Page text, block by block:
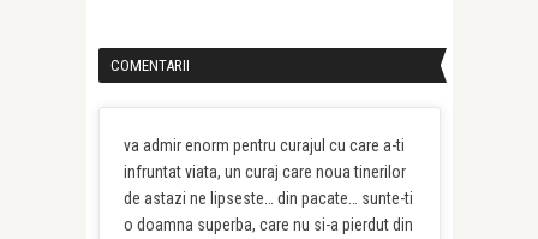
COMENTARII
va admir enorm pentru curajul cu care a-ti
infruntat viata, un curaj care noua tinerilor
de astazi ne lipseste… din pacate… sunte-ti
o doamna superba, care nu si-a pierdut din